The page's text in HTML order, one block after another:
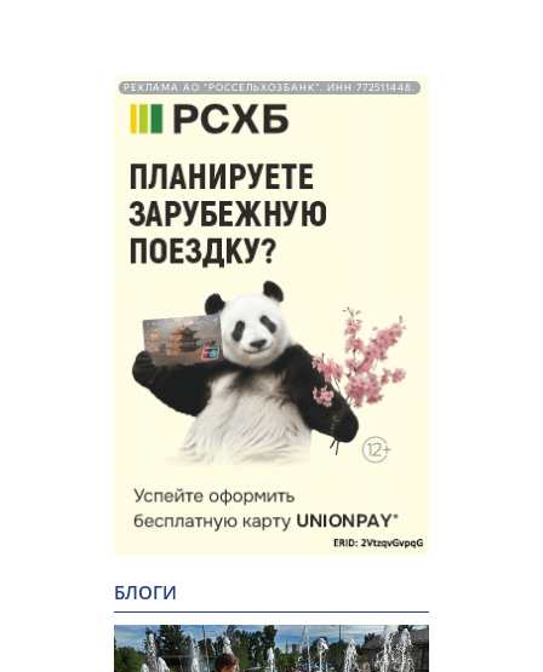
РЕКЛАМА АО "РОССЕЛЬХОЗБАНК". ИНН 772511448.
БЛОГИ